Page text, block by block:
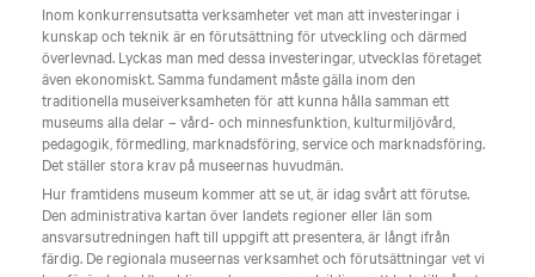
Inom konkurrensutsatta verksamheter vet man att investeringar i
kunskap och teknik är en förutsättning för utveckling och därmed
överlevnad. Lyckas man med dessa investeringar, utvecklas företaget
även ekonomiskt. Samma fundament måste gälla inom den
traditionella museiverksamheten för att kunna hålla samman ett
museums alla delar – vård- och minnesfunktion, kulturmiljövård,
pedagogik, förmedling, marknadsföring, service och marknadsföring.
Det ställer stora krav på museernas huvudmän.
Hur framtidens museum kommer att se ut, är idag svårt att förutse.
Den administrativa kartan över landets regioner eller län som
ansvarsutredningen haft till uppgift att presentera, är långt ifrån
färdig. De regionala museernas verksamhet och förutsättningar vet vi